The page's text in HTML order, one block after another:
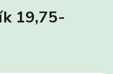
19,75-